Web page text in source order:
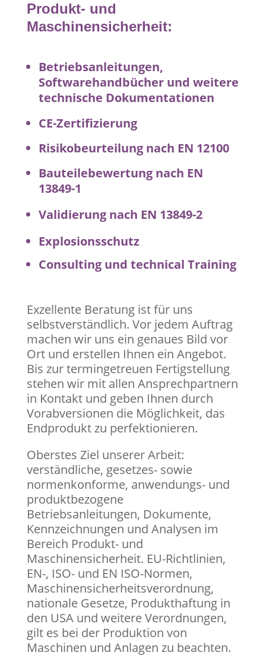
Produkt- und
Maschinensicherheit:
Betriebsanleitungen,
Softwarehandbücher und weitere
technische Dokumentationen
CE-Zertifizierung
Risikobeurteilung nach EN 12100
Bauteilebewertung nach EN
13849-1
Validierung nach EN 13849-2
Explosionsschutz
Consulting und technical Training
Exzellente Beratung ist für uns
selbstverständlich. Vor jedem Auftrag
machen wir uns ein genaues Bild vor
Ort und erstellen Ihnen ein Angebot.
Bis zur termingetreuen Fertigstellung
stehen wir mit allen Ansprechpartnern
in Kontakt und geben Ihnen durch
Vorabversionen die Möglichkeit, das
Endprodukt zu perfektionieren.
Oberstes Ziel unserer Arbeit:
verständliche, gesetzes- sowie
normenkonforme, anwendungs- und
produktbezogene
Betriebsanleitungen, Dokumente,
Kennzeichnungen und Analysen im
Bereich Produkt- und
Maschinensicherheit. EU-Richtlinien,
EN-, ISO- und EN ISO-Normen,
Maschinensicherheitsverordnung,
nationale Gesetze, Produkthaftung in
den USA und weitere Verordnungen,
gilt es bei der Produktion von
Maschinen und Anlagen zu beachten.